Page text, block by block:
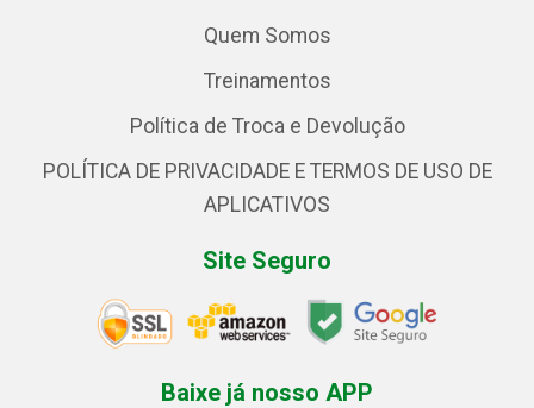
Quem Somos
Treinamentos
Política de Troca e Devolução
POLÍTICA DE PRIVACIDADE E TERMOS DE USO DE
APLICATIVOS
Site Seguro
Baixe já nosso APP